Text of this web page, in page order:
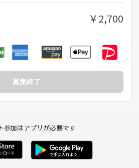
￥2,700
募集終了
参加はアプリが必要です